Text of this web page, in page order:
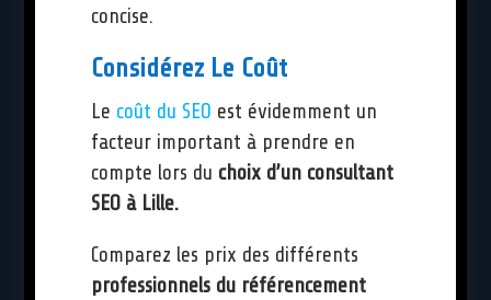
concise.
Considérez Le Coût
Le coût du SEO est évidemment un
facteur important à prendre en
compte lors du choix d’un consultant
SEO à Lille.
Comparez les prix des différents
professionnels du référencement